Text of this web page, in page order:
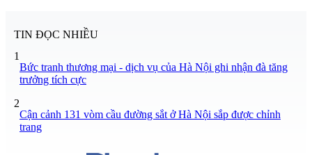
TIN ĐỌC NHIỀU
1
Bức tranh thương mại - dịch vụ của Hà Nội ghi nhận đà tăng
trưởng tích cực
2
Cận cảnh 131 vòm cầu đường sắt ở Hà Nội sắp được chỉnh
trang